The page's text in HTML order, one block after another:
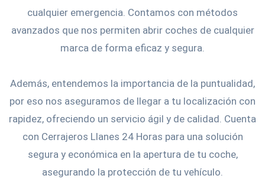
cualquier emergencia. Contamos con métodos
avanzados que nos permiten abrir coches de cualquier
marca de forma eficaz y segura.
Además, entendemos la importancia de la puntualidad,
por eso nos aseguramos de llegar a tu localización con
rapidez, ofreciendo un servicio ágil y de calidad. Cuenta
con Cerrajeros Llanes 24 Horas para una solución
segura y económica en la apertura de tu coche,
asegurando la protección de tu vehículo.